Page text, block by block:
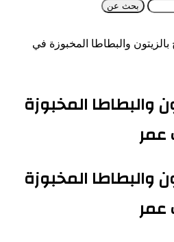
بحث عن
بالزيتون والبطاطا المخبوزة في
والبطاطا المخبوزة
عمر
والبطاطا المخبوزة
عمر